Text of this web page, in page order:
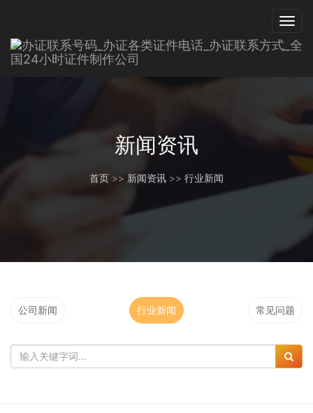
新闻资讯
首页 >> 新闻资讯 >> 行业新闻
公司新闻 行业新闻 常见问题